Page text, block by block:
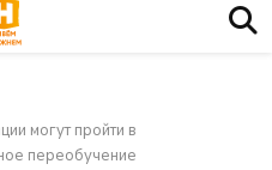
могут пройти в
переобучение